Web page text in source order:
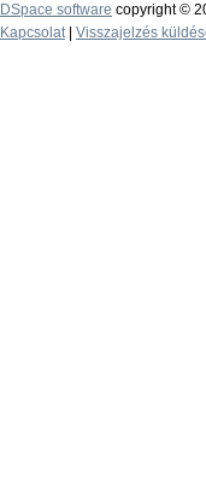
DSpace software copyright ©
Kapcsolat| Visszajelzés